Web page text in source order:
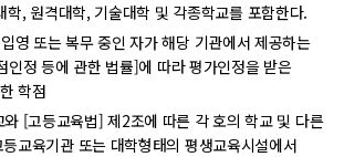
학, 원격대학, 기술대학 및 각종학교를 포함한다.
영 또는 복무 중인 자가 해당 기관에서 제공하는
인정 등에 관한 법률]에 따라 평가인정을 받은
학점
[고등교육법] 제2조에 따른 각 호의 학교 및 다른
교육기관 또는 대학형태의 평생교육시설에서